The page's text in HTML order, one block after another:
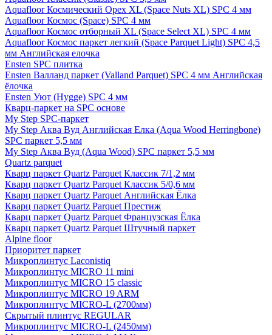
Aquafloor Космический Орех XL (Space Nuts XL) SPC 4 мм
Aquafloor Космос (Space) SPC 4 мм
Aquafloor Космос отборный XL (Space Select XL) SPC 4 мм
Aquafloor Космос паркет легкий (Space Parquet Light) SPC 4,5
мм Английская елочка
Ensten SPC плитка
Ensten Валланд паркет (Valland Parquet) SPC 4 мм Английская
ёлочка
Ensten Уют (Hygge) SPC 4 мм
Кварц-паркет на SPC основе
My Step SPC-паркет
My Step Аква Вуд Английская Елка (Aqua Wood Herringbone)
SPC паркет 5,5 мм
My Step Аква Вуд (Aqua Wood) SPC паркет 5,5 мм
Quartz parquet
Кварц паркет Quartz Parquet Классик 7/1,2 мм
Кварц паркет Quartz Parquet Классик 5/0,6 мм
Кварц паркет Quartz Parquet Английская Ёлка
Кварц паркет Quartz Parquet Престиж
Кварц паркет Quartz Parquet Французская Ёлка
Кварц паркет Quartz Parquet Штучный паркет
Alpine floor
Приоритет паркет
Микроплинтус Laconistiq
Микроплинтус MICRO 11 mini
Микроплинтус MICRO 15 classic
Микроплинтус MICRO 19 ARM
Микроплинтус MICRO-L (2700мм)
Скрытый плинтус REGULAR
Микроплинтус MICRO-L (2450мм)